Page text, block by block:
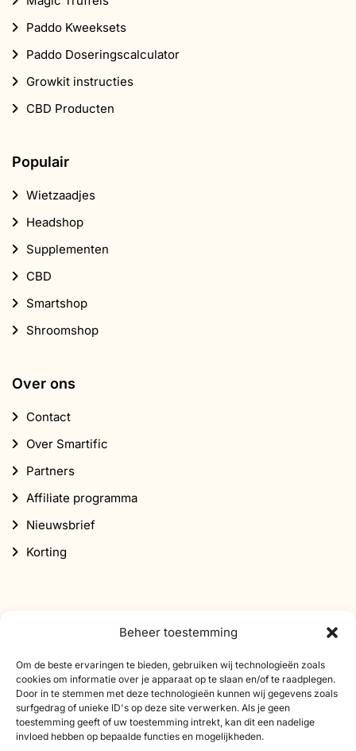
Beheer toestemming
Om de beste ervaringen te bieden, gebruiken wij technologieën zoals
cookies om informatie over je apparaat op te slaan en/of te raadplegen.
Door in te stemmen met deze technologieën kunnen wij gegevens zoals
surfgedrag of unieke ID's op deze site verwerken. Als je geen
toestemming geeft of uw toestemming intrekt, kan dit een nadelige
invloed hebben op bepaalde functies en mogelijkheden.
Paddo Kweeksets
Paddo Doseringscalculator
Growkit instructies
CBD Producten
Populair
Wietzaadjes
Headshop
Supplementen
CBD
Smartshop
Shroomshop
Over ons
Contact
Over Smartific
Partners
Affiliate programma
Nieuwsbrief
Korting
Abonneer je op onze nieuwsbrief
Schrijf je in voor onze nieuwsbrief en ontvang 10%
korting op je eerste bestelling.